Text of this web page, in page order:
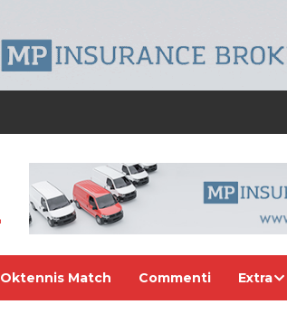
Oktennis Match Commenti Extra